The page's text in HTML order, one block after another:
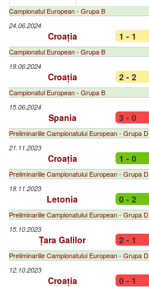
Campionatul European - Grupa B
24.06.2024
Croația 1 - 1
Campionatul European - Grupa B
19.06.2024
Croația 2 - 2
Campionatul European - Grupa B
15.06.2024
Spania 3 - 0
Preliminariile Campionatului European - Grupa D
21.11.2023
Croația 1 - 0
Preliminariile Campionatului European - Grupa D
18.11.2023
Letonia 0 - 2
Preliminariile Campionatului European - Grupa D
15.10.2023
Țara Galilor 2 - 1
Preliminariile Campionatului European - Grupa D
12.10.2023
Croația 0 - 1